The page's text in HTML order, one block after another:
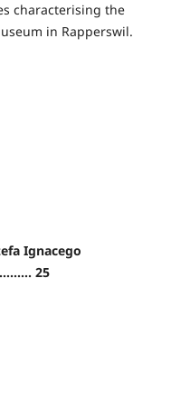
characterising the
in Rapperswil.
Ignacego
25